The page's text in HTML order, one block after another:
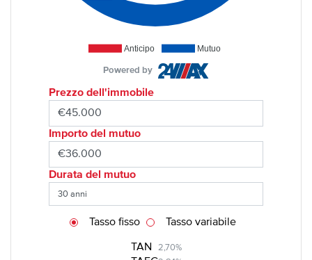
Anticipo Mutuo
Powered by
Prezzo dell'immobile
Importo del mutuo
Durata del mutuo
TAN 2,70%
Tasso fisso Tasso variabile